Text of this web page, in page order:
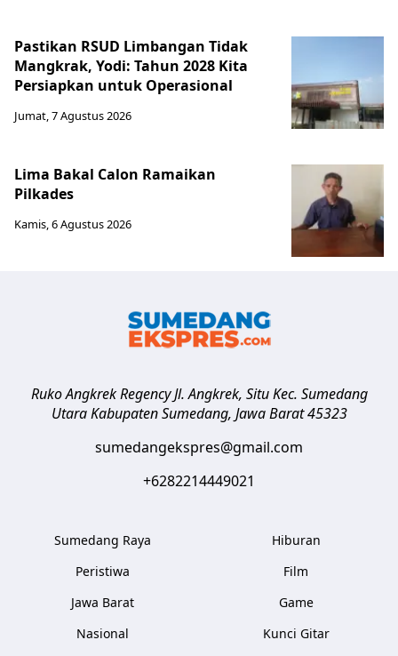
Pastikan RSUD Limbangan Tidak
Mangkrak, Yodi: Tahun 2028 Kita
Persiapkan untuk Operasional
Jumat, 7 Agustus 2026
Lima Bakal Calon Ramaikan
Pilkades
Kamis, 6 Agustus 2026
Ruko Angkrek Regency Jl. Angkrek, Situ Kec. Sumedang
Utara Kabupaten Sumedang, Jawa Barat 45323
sumedangekspres@gmail.com
+6282214449021
Sumedang Raya
Peristiwa
Jawa Barat
Nasional
Hiburan
Film
Game
Kunci Gitar